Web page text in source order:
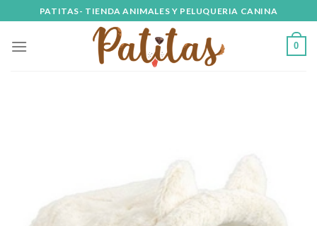
to
content
PATITAS- TIENDA ANIMALES Y PELUQUERIA CANINA
0